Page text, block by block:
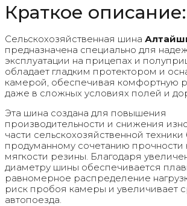
Краткое описание:
Сельскохозяйственная шина
предназначена специально для
эксплуатации на прицепах и
обладает гладким протектором и
камерой, обеспечивая комфортную
даже в сложных условиях полей и
Эта шина создана для повышения
производительности и снижения
части сельскохозяйственной техники
продуманному сочетанию прочности
мягкости резины. Благодаря
диаметру шины обеспечивается
равномерное распределение
риск пробоя камеры и увеличивает
автопоезда.